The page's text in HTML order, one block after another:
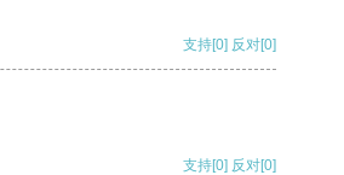
支持[0] 反对[0]
支持[0] 反对[0]